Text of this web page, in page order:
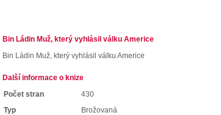
Bin Ládin Muž, který vyhlásil válku Americe
Bin Ládin Muž, který vyhlásil válku Americe
Další informace o knize
Počet stran
430
Typ
Brožovaná